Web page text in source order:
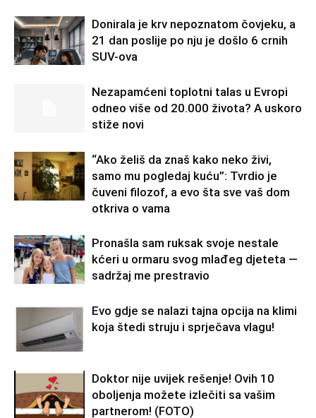
Donirala je krv nepoznatom čovjeku, a
21 dan poslije po nju je došlo 6 crnih
SUV-ova
Nezapamćeni toplotni talas u Evropi
odneo više od 20.000 života? A uskoro
stiže novi
“Ako želiš da znaš kako neko živi,
samo mu pogledaj kuću”: Tvrdio je
čuveni filozof, a evo šta sve vaš dom
otkriva o vama
Pronašla sam ruksak svoje nestale
kćeri u ormaru svog mlađeg djeteta —
sadržaj me prestravio
Evo gdje se nalazi tajna opcija na klimi
koja štedi struju i sprječava vlagu!
Doktor nije uvijek rešenje! Ovih 10
oboljenja možete izlečiti sa vašim
partnerom! (FOTO)